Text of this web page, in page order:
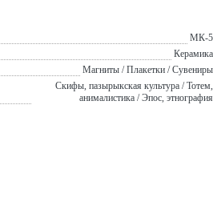
МК-5
Керамика
Магниты / Плакетки / Сувениры
Скифы, пазырыкская культура / Тотем,
анималистика / Эпос, этнография